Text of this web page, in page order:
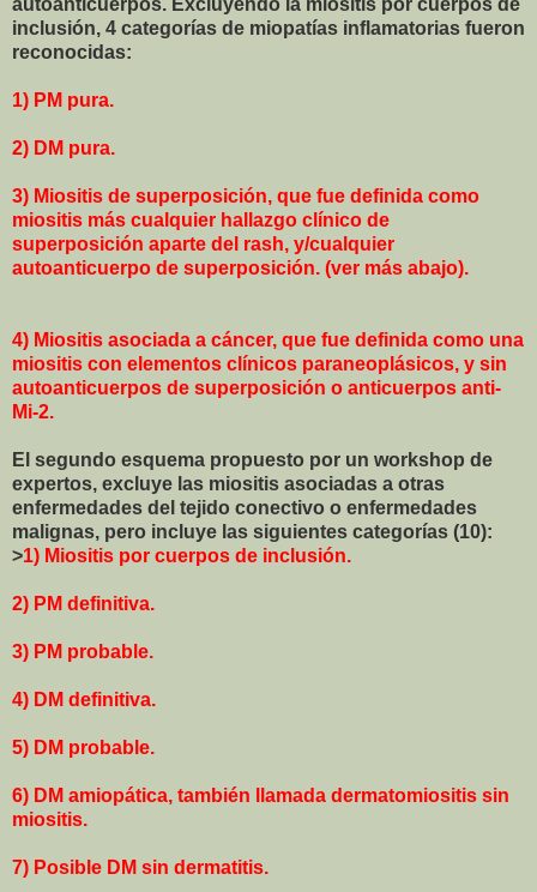
inclusión, 4 categorías de miopatías inflamatorias fueron
reconocidas:
1) PM pura.
2) DM pura.
3) Miositis de superposición, que fue definida como
miositis más cualquier hallazgo clínico de
superposición aparte del rash, y/cualquier
autoanticuerpo de superposición. (ver más abajo).
4) Miositis asociada a cáncer, que fue definida como una
miositis con elementos clínicos paraneoplásicos, y sin
autoanticuerpos de superposición o anticuerpos anti-
Mi-2.
El segundo esquema propuesto por un workshop de
expertos, excluye las miositis asociadas a otras
enfermedades del tejido conectivo o enfermedades
malignas, pero incluye las siguientes categorías (10):
>1) Miositis por cuerpos de inclusión.
2) PM definitiva.
3) PM probable.
4) DM definitiva.
5) DM probable.
6) DM amiopática, también llamada dermatomiositis sin
miositis.
7) Posible DM sin dermatitis.